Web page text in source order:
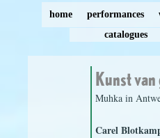
home performances
catalogues
Kunst
Muhka in
Carel